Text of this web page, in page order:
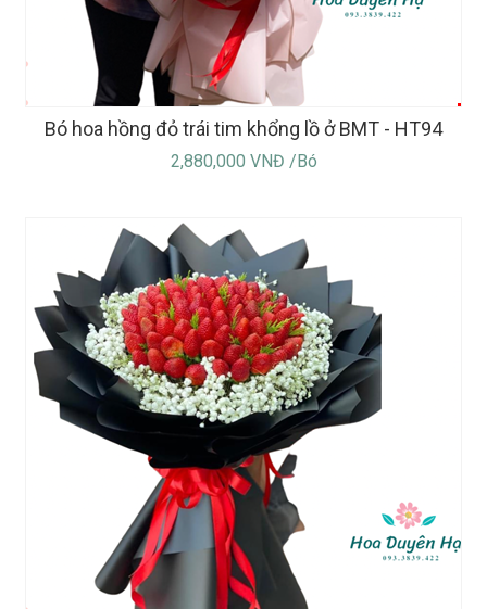
Bó hoa hồng đỏ trái tim khổng lồ ở BMT - HT94
2,880,000 VNĐ /Bó